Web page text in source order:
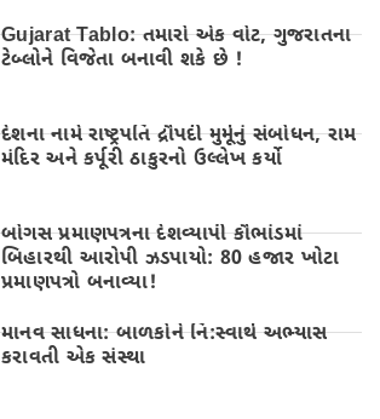
Gujarat Tablo: તમારો એક વોટ, ગુજરાતના
ટેબ્લોને વિજેતા બનાવી શકે છે !
દેશના નામે રાષ્ટ્રપતિ દ્રૌપદી મુર્મૂનું સંબોધન, રામ
મંદિર અને કર્પૂરી ઠાકુરનો ઉલ્લેખ કર્યો
બોગસ પ્રમાણપત્રના દેશવ્યાપી કૌભાંડમાં
બિહારથી આરોપી ઝડપાયો: 80 હજાર ખોટા
પ્રમાણપત્રો બનાવ્યા!
માનવ સાધના: બાળકોને નિ:સ્વાર્થ અભ્યાસ
કરાવતી એક સંસ્થા